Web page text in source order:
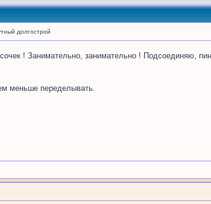
долгострой
! Занимательно, занимательно ! Подсоединяю,
меньше переделывать.